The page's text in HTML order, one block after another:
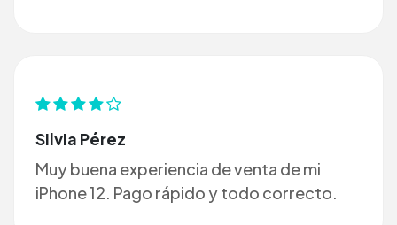
Silvia Pérez
Muy buena experiencia de venta de mi
iPhone 12. Pago rápido y todo correcto.